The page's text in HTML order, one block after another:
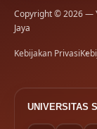
Copyright © 2026 —
Jaya
Kebijakan Privasi
UNIVERSITAS